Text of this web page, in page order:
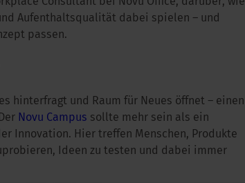
Aufenthaltsqualität dabei spielen – und
passen.
hinterfragt und Raum für Neues öffnet – einen
Novu Campus sollte mehr sein als ein
Innovation. Hier treffen Menschen, Produkte
Ideen zu testen und dabei immer